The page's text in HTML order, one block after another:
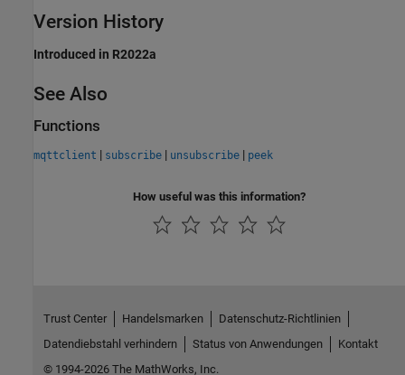
Version History
Introduced in R2022a
See Also
Functions
mqttclient | subscribe | unsubscribe | peek
How useful was this information?
Trust Center Handelsmarken
Datenschutz-Richtlinien
Datendiebstahl verhindern
Status von Anwendungen
Kontakt
© 1994-2026 The MathWorks, Inc.